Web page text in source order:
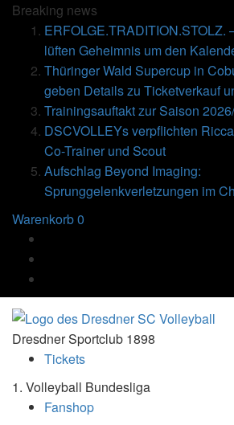
Breaking news
ERFOLGE.TRADITION.STOLZ.
lüften Geheimnis um den
Thüringer Wald Supercup in
geben Details zu Ticketverkauf
Trainingsauftakt zur Saison
DSCVOLLEYs verpflichten
Co-Trainer und Scout
Aufschlag Beyond Imaging:
Sprunggelenkverletzungen im
Warenkorb0
Dresdner Sportclub 1898
Tickets
1. Volleyball Bundesliga
Fanshop